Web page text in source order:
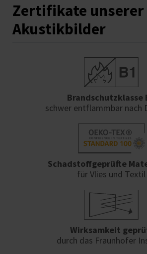
Zertifikate unserer
Akustikbilder
Brandschutzklasse
schwer entflammbar nach
Schadstoffgeprüfte
für Vlies und Textil
Wirksamkeit
durch das Fraunhofer